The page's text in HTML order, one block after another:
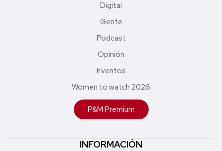
Digital
Gente
Podcast
Opinión
Eventos
Women to watch 2026
P&M Premium
INFORMACIÓN